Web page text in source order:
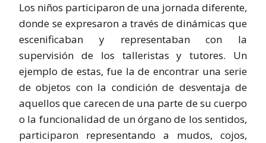
Los niños participaron de una jornada diferente,
donde se expresaron a través de dinámicas que
escenificaban y representaban con la
supervisión de los talleristas y tutores. Un
ejemplo de estas, fue la de encontrar una serie
de objetos con la condición de desventaja de
aquellos que carecen de una parte de su cuerpo
o la funcionalidad de un órgano de los sentidos,
participaron representando a mudos, cojos,